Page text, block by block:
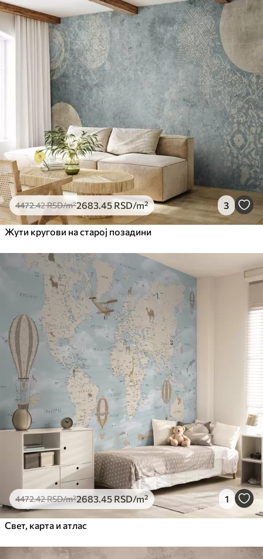
4472.42RSD/m²2683 .45 RSD/m² 3
Жути кругови на старој позадини
4472.42RSD/m²2683 .45 RSD/m² 1
Свет, карта и атлас